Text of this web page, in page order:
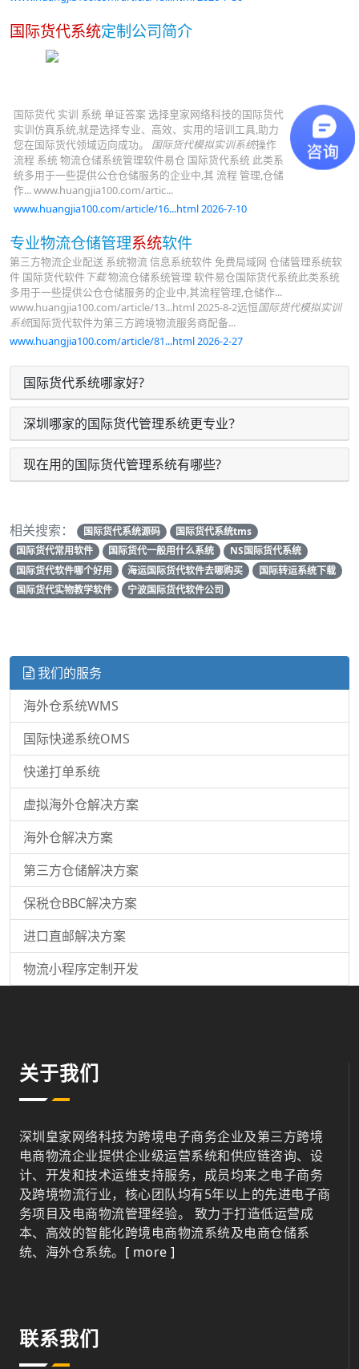
国际货代系统定制公司简介
国际货代 实训 系统 单证答案 选择皇家网络科技的国际货代
实训仿真系统,就是选择专业、高效、实用的培训工具,助力
您在国际货代领域迈向成功。 国际货代模拟实训系统操作
流程 系统 物流仓储系统管理软件易仓 国际货代系统 此类系
统多用于一些提供公仓仓储服务的企业中,其 流程 管理,仓储
作... www.huangjia100.com/artic...
www.huangjia100.com/article/16...html 2026-7-10
专业物流仓储管理系统软件
第三方物流企业配送 系统物流 信息系统软件 免费局域网 仓储管理系统软
件 国际货代软件 下载物流仓储系统管理 软件易仓国际货代系统此类系统
多用于一些提供公仓仓储服务的企业中,其流程管理,仓储作...
www.huangjia100.com/article/13...html 2025-8-2远恒国际货代模拟实训
系统国际货代软件为第三方跨境物流服务商配备...
www.huangjia100.com/article/81...html 2026-2-27
国际货代系统哪家好?
深圳哪家的国际货代管理系统更专业？
现在用的国际货代管理系统有哪些?
相关搜索： 国际货代系统源码
国际货代系统tms
国际货代常用软件
国际货代一般用什么系统
NS国际货代系统
国际货代软件哪个好用
海运国际货代软件去哪购买
国际转运系统下载
国际货代实物教学软件
宁波国际货代软件公司
我们的服务
海外仓系统WMS
国际快递系统OMS
快递打单系统
虚拟海外仓解决方案
海外仓解决方案
第三方仓储解决方案
保税仓BBC解决方案
进口直邮解决方案
物流小程序定制开发
关于我们
深圳皇家网络科技为跨境电子商务企业及第三方跨境
电商物流企业提供企业级运营系统和供应链咨询、设
计、开发和技术运维支持服务，成员均来之电子商务
及跨境物流行业，核心团队均有5年以上的先进电子商
务项目及电商物流管理经验。 致力于打造低运营成
本、高效的智能化跨境电商物流系统及电商仓储系
统、海外仓系统。 [ more ]
联系我们